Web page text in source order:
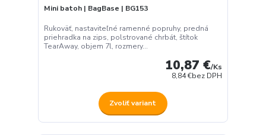
Mini batoh | BagBase | BG153
Rukoväť, nastaviteľné ramenné popruhy, predná
priehradka na zips, polstrované chrbát, štítok
TearAway, objem 7l, rozmery...
10,87 €/Ks
8,84 €bez DPH
Zvoliť variant